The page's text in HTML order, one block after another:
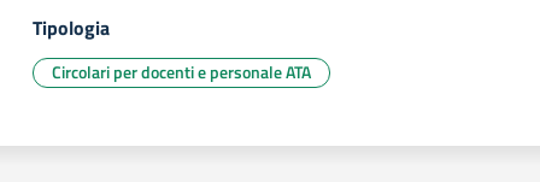
Tipologia
Circolari per docenti e personale ATA